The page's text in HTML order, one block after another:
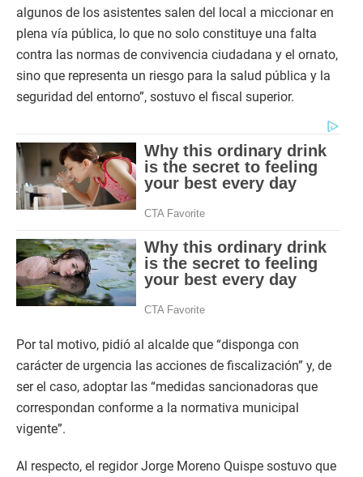
algunos de los asistentes salen del local a miccionar en
plena vía pública, lo que no solo constituye una falta
contra las normas de convivencia ciudadana y el ornato,
sino que representa un riesgo para la salud pública y la
seguridad del entorno”, sostuvo el fiscal superior.
Por tal motivo, pidió al alcalde que “disponga con
carácter de urgencia las acciones de fiscalización” y, de
ser el caso, adoptar las “medidas sancionadoras que
correspondan conforme a la normativa municipal
vigente”.
Al respecto, el regidor Jorge Moreno Quispe sostuvo que